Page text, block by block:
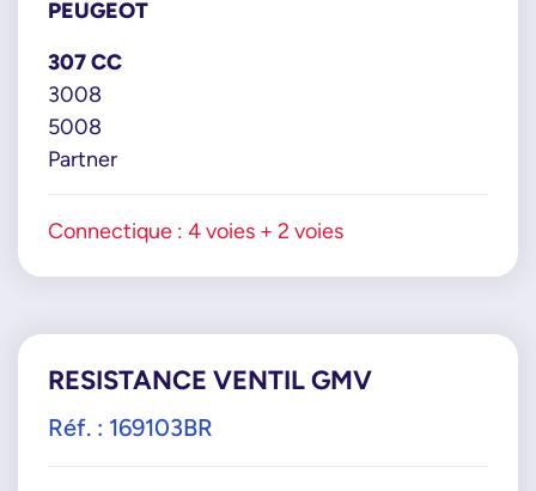
PEUGEOT
307 CC
3008
5008
Partner
Connectique : 4 voies + 2 voies
RESISTANCE VENTIL GMV
Réf. : 169103BR